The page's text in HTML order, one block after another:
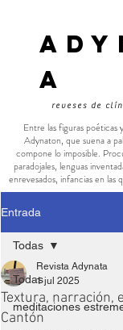
a
reveses de
Entre las figuras poéticas
Adynaton, que suena a
compone lo imposible.
paradojales, lenguas
enrevesados, infancias en las
Entrada
Todas
meditaciones
Todas
Textura, narración,
Cantón
Revista Adynata
1 jul 2025